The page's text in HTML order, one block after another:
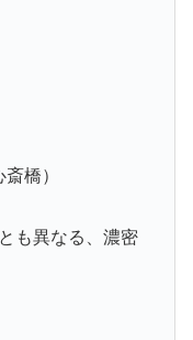
橋）
も異なる、濃密